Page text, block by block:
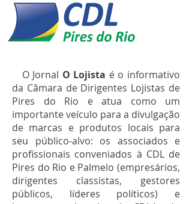
O Jornal O Lojista é o informativo
da Câmara de Dirigentes Lojistas de
Pires do Rio e atua como um
importante veículo para a divulgação
de marcas e produtos locais para
seu público-alvo: os associados e
profissionais conveniados à CDL de
Pires do Rio e Palmelo (empresários,
dirigentes classistas, gestores
públicos, líderes políticos) e